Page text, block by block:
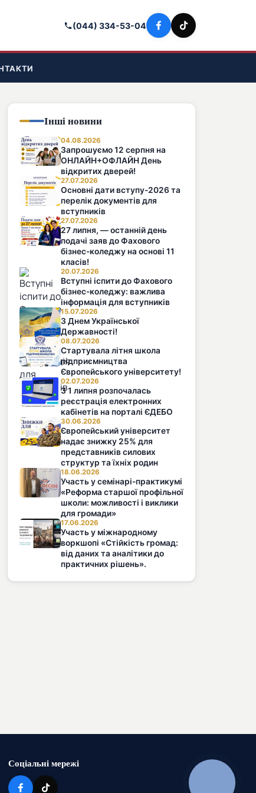
(044) 334-53-04
Інші новини
04.08.2026
Запрошуємо 12 серпня на
ОНЛАЙН+ОФЛАЙН День
відкритих дверей!
27.07.2026
Основні дати вступу-2026 та
перелік документів для
вступників
27.07.2026
27 липня, — останній день
подачі заяв до Фахового
бізнес-коледжу на основі 11
класів!
20.07.2026
Вступні іспити до Фахового
бізнес-коледжу: важлива
інформація для вступників
15.07.2026
З Днем Української
Державності!
08.07.2026
Стартувала літня школа
підприємництва
Європейського університету!
02.07.2026
З 1 липня розпочалась
реєстрація електронних
кабінетів на порталі ЄДЕБО
30.06.2026
Європейський університет
надає знижку 25% для
представників силових
структур та їхніх родин
18.06.2026
Участь у семінарі-практикумі
«Реформа старшої профільної
школи: можливості і виклики
для громади»
17.06.2026
Участь у міжнародному
воркшопі «Стійкість громад:
від даних та аналітики до
практичних рішень».
Соціальні мережі